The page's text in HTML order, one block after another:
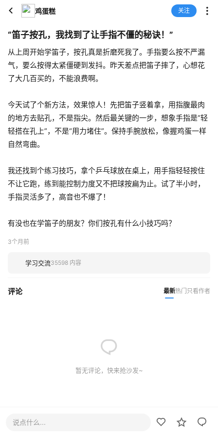
鸡蛋糕 关注
“笛子按孔，我找到了让手指不僵的秘诀！”
从上周开始学笛子，按孔真是折磨死我了。手指要么按不严漏
气，要么按得太紧僵硬到发抖。昨天差点把笛子摔了，心想花
了大几百买的，不能浪费啊。
今天试了个新方法，效果惊人！先把笛子竖着拿，用指腹最肉
的地方去贴孔，不是指尖。然后最关键的一步，想象手指是“轻
轻搭在孔上”，不是“用力堵住”。保持手腕放松，像握鸡蛋一样
自然弯曲。
我还找到个练习技巧，拿个乒乓球放在桌上，用手指轻轻按住
不让它跑，练到能控制力度又不把球按扁为止。试了半小时，
手指灵活多了，高音也不爆了！
有没也在学笛子的朋友？你们按孔有什么小技巧吗？
3个月前
学习交流35598 内容
评论 最新热门 只看作者
暂无评论，快来抢沙发~
说点什么...